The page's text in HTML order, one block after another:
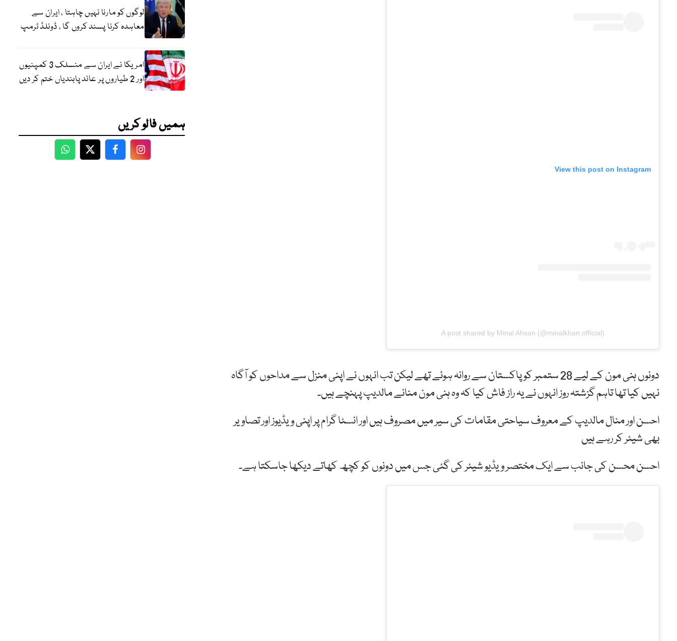
View this post on Instagram
A post shared by Minal Ahsan (@minalkhan.official)
دونوں ہنی مون کے لیے 28 ستمبر کو پاکستان سے روانہ ہوئے تھے لیکن تب انہوں نے اپنی منزل سے مداحوں کو آگاہ
نہیں کیا تھا تاہم گزشتہ روز انہوں نے یہ راز فاش کیا کہ وہ ہنی مون منانے مالدیپ پہنچے ہیں۔
احسن اور منال مالدیپ کے معروف سیاحتی مقامات کی سیر میں مصروف ہیں اور انسٹا گرام پر اپنی ویڈیوز اور تصاویر
بھی شیئر کر رہے ہیں
احسن محسن کی جانب سے ایک مختصر ویڈیو شیئر کی گئی جس میں دونوں کو کچھ کھاتے دیکھا جاسکتا ہے۔
لوگوں کو مارنا نہیں چاہتا ، ایران سے
معاہدہ کرنا پسند کروں گا ، ڈونلڈ ٹرمپ
امریکا نے ایران سے منسلک 3 کمپنیوں
اور 2 طیاروں پر عائد پابندیاں ختم کر دیں
ہمیں فالو کریں
WhatsApp
TwitterFacebookFacebook